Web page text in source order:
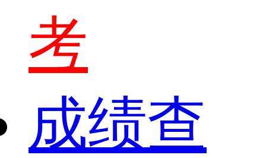
考
成绩查